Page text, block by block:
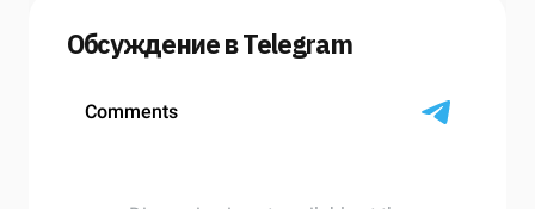
Обсуждение в Telegram